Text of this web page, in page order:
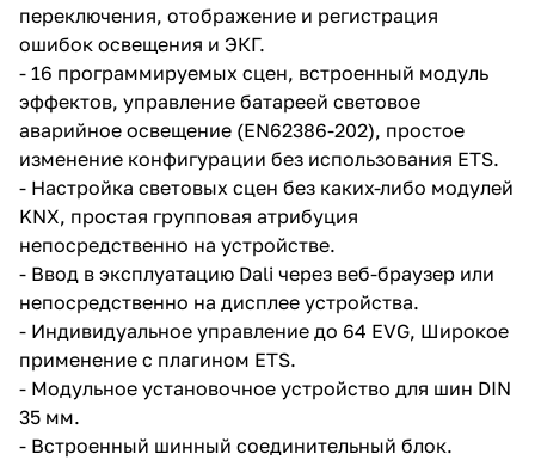
переключения, отображение и регистрация
ошибок освещения и ЭКГ.
- 16 программируемых сцен, встроенный модуль
эффектов, управление батареей световое
аварийное освещение (EN62386-202), простое
изменение конфигурации без использования ETS.
- Настройка световых сцен без каких-либо модулей
KNX, простая групповая атрибуция
непосредственно на устройстве.
- Ввод в эксплуатацию Dali через веб-браузер или
непосредственно на дисплее устройства.
- Индивидуальное управление до 64 EVG, Широкое
применение с плагином ETS.
- Модульное установочное устройство для шин DIN
35 мм.
- Встроенный шинный соединительный блок.